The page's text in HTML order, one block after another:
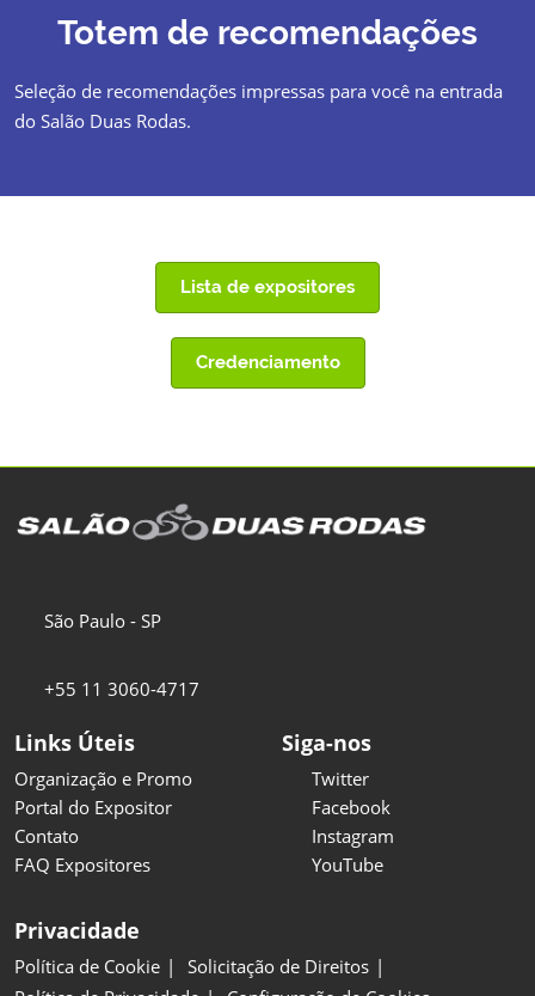
Totem de recomendações
Seleção de recomendações impressas para você na entrada
do Salão Duas Rodas.
Lista de expositores
Credenciamento
São Paulo - SP
+55 11 3060-4717
Links Úteis
Organização e Promo
Portal do Expositor
Contato
FAQ Expositores
Siga-nos
Twitter
Facebook
Instagram
YouTube
Privacidade
Política de Cookie
Solicitação de Direitos